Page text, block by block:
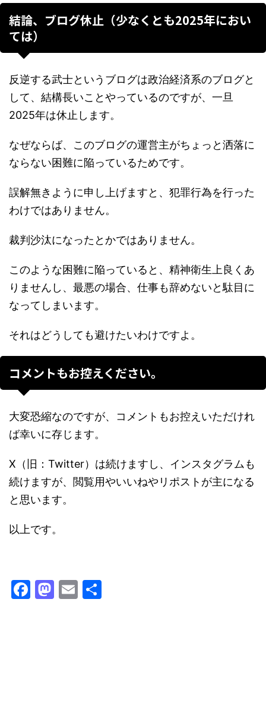
結論、ブログ休止（少なくとも2025年におい
ては）
反逆する武士というブログは政治経済系のブログと
して、結構長いことやっているのですが、一旦
2025年は休止します。
なぜならば、このブログの運営主がちょっと洒落に
ならない困難に陥っているためです。
誤解無きように申し上げますと、犯罪行為を行った
わけではありません。
裁判沙汰になったとかではありません。
このような困難に陥っていると、精神衛生上良くあ
りませんし、最悪の場合、仕事も辞めないと駄目に
なってしまいます。
それはどうしても避けたいわけですよ。
コメントもお控えください。
大変恐縮なのですが、コメントもお控えいただけれ
ば幸いに存じます。
X（旧：Twitter）は続けますし、インスタグラムも
続けますが、閲覧用やいいねやリポストが主になる
と思います。
以上です。
F
M E